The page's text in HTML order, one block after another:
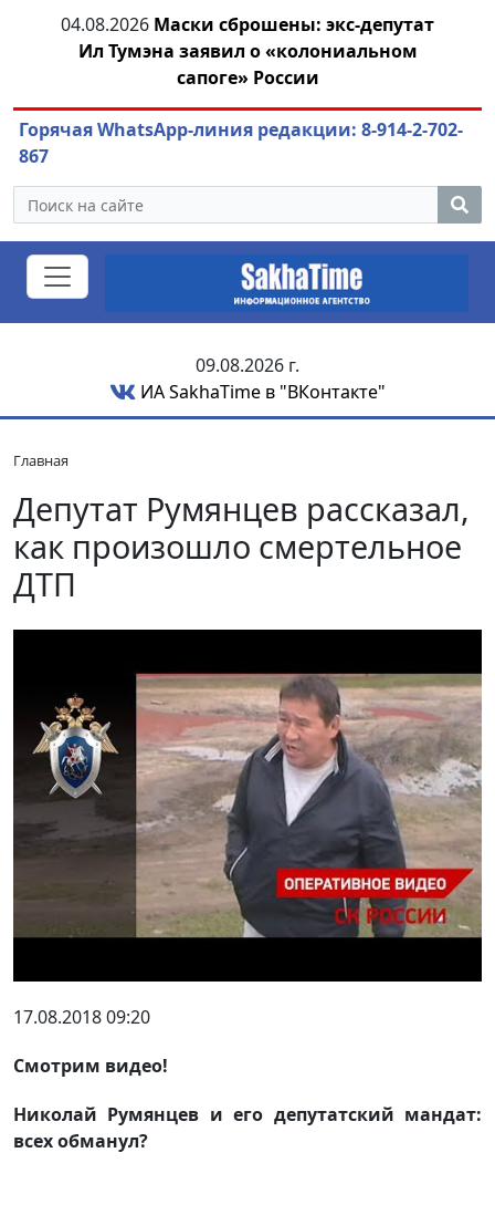
04.08.2026 Маски сброшены: экс-депутат
Ил Тумэна заявил о «колониальном
сапоге» России
Горячая WhatsApp-линия редакции: 8-914-2-702-
867
09.08.2026 г.
ИА SakhaTime в "ВКонтакте"
Главная
Депутат Румянцев рассказал,
как произошло смертельное
ДТП
17.08.2018 09:20
Смотрим видео!
Николай Румянцев и его депутатский мандат:
всех обманул?